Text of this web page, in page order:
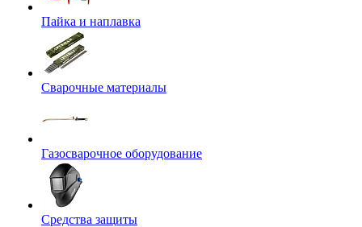
Пайка и наплавка
Сварочные материалы
Газосварочное оборудование
Средства защиты